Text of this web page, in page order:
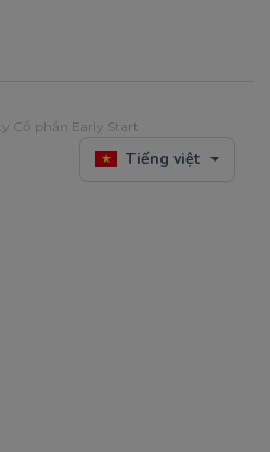
Cổ phần Early Start
Tiếng việt